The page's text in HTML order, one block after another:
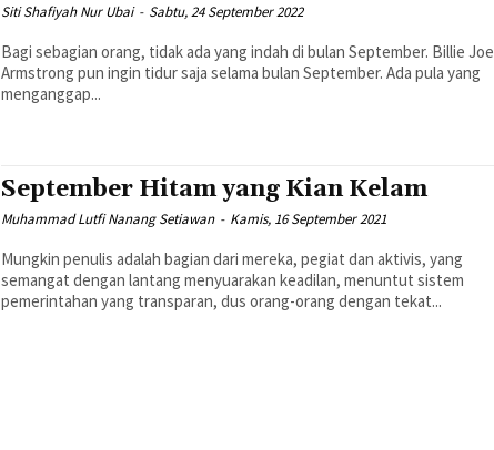
Siti Shafiyah Nur Ubai - Sabtu, 24 September 2022
Bagi sebagian orang, tidak ada yang indah di bulan September. Billie Joe
Armstrong pun ingin tidur saja selama bulan September. Ada pula yang
menganggap...
September Hitam yang Kian Kelam
Muhammad Lutfi Nanang Setiawan - Kamis, 16 September 2021
Mungkin penulis adalah bagian dari mereka, pegiat dan aktivis, yang
semangat dengan lantang menyuarakan keadilan, menuntut sistem
pemerintahan yang transparan, dus orang-orang dengan tekat...